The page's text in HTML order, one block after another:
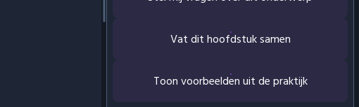
Vat dit hoofdstuk samen
Toon voorbeelden uit de praktijk